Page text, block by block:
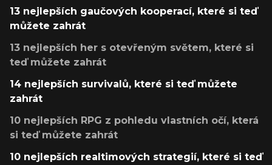
13 nejlepších gaučových kooperací, které si teď
můžete zahrát
13 nejlepších her s otevřeným světem, které si
teď můžete zahrát
14 nejlepších survivalů, které si teď můžete
zahrát
10 nejlepších RPG z pohledu vlastních očí, která
si teď můžete zahrát
10 nejlepších realtimových strategií, které si teď